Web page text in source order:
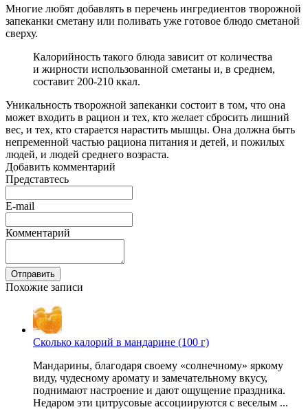
Многие любят добавлять в перечень ингредиентов творожной
запеканки сметану или поливать уже готовое блюдо сметаной
сверху.
Калорийность такого блюда зависит от количества
и жирности использованной сметаны и, в среднем,
составит 200-210 ккал.
Уникальность творожной запеканки состоит в том, что она
может входить в рацион и тех, кто желает сбросить лишний
вес, и тех, кто старается нарастить мышцы. Она должна быть
непременной частью рациона питания и детей, и пожилых
людей, и людей среднего возраста.
Добавить комментарий
Представтесь
E-mail
Комментарий
Отправить
Похожие записи
Сколько калорий в мандарине (100 г)
Мандарины, благодаря своему «солнечному» яркому
виду, чудесному аромату и замечательному вкусу,
поднимают настроение и дают ощущение праздника.
Недаром эти цитрусовые ассоциируются с веселым ...